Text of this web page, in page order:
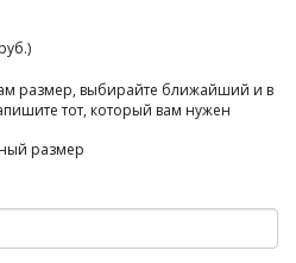
размер, выбирайте ближайший и в
тот, который вам нужен
размер